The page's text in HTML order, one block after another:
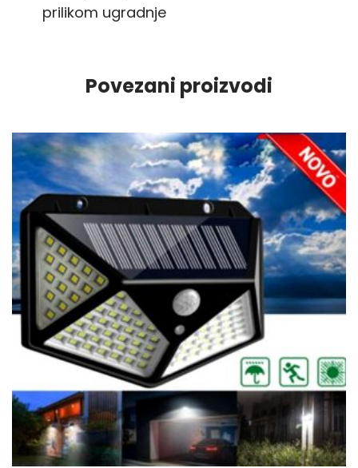
prilikom ugradnje
Povezani proizvodi